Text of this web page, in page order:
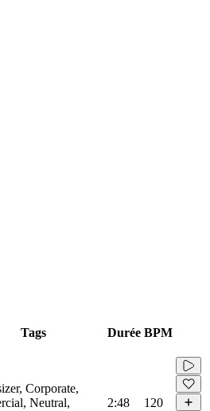
Tags Durée BPM
Corporate,
Neutral,
2:48 120